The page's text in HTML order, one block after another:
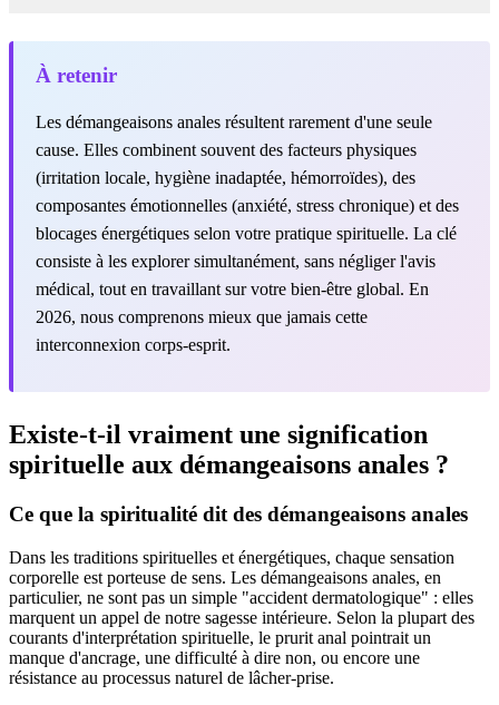
À retenir
Les démangeaisons anales résultent rarement d'une seule
cause. Elles combinent souvent des facteurs physiques
(irritation locale, hygiène inadaptée, hémorroïdes), des
composantes émotionnelles (anxiété, stress chronique) et des
blocages énergétiques selon votre pratique spirituelle. La clé
consiste à les explorer simultanément, sans négliger l'avis
médical, tout en travaillant sur votre bien-être global. En
2026, nous comprenons mieux que jamais cette
interconnexion corps-esprit.
Existe-t-il vraiment une signification
spirituelle aux démangeaisons anales ?
Ce que la spiritualité dit des démangeaisons anales
Dans les traditions spirituelles et énergétiques, chaque sensation
corporelle est porteuse de sens. Les démangeaisons anales, en
particulier, ne sont pas un simple "accident dermatologique" : elles
marquent un appel de notre sagesse intérieure. Selon la plupart des
courants d'interprétation spirituelle, le prurit anal pointrait un
manque d'ancrage, une difficulté à dire non, ou encore une
résistance au processus naturel de lâcher-prise.